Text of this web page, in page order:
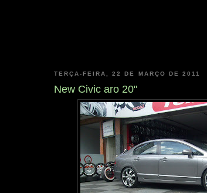
TERÇA-FEIRA, 22 DE MARÇO DE 2011
New Civic aro 20"